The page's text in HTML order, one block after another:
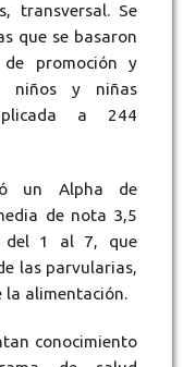
transversal. Se
que se basaron
promoción y
niños y niñas
a 244
un Alpha de
de nota 3,5
del 1 al 7, que
las parvularias,
la alimentación.
conocimiento